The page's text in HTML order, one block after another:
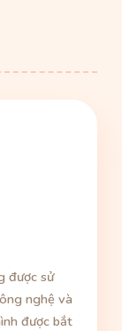
được sử
nghệ và
được bắt